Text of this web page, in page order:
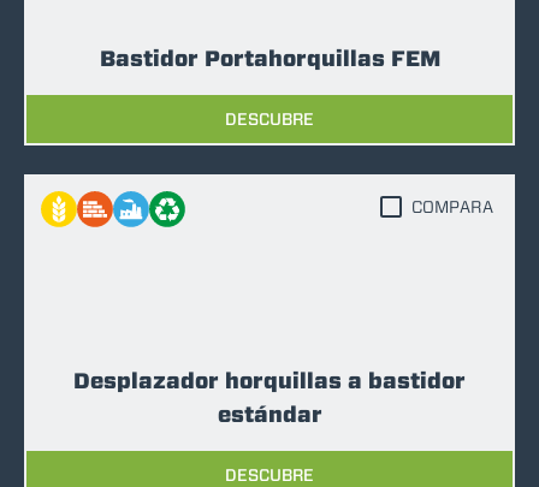
Bastidor Portahorquillas FEM
DESCUBRE
Desplazador horquillas a bastidor
estándar
DESCUBRE
COMPARA